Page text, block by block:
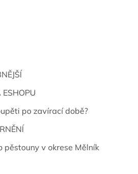
po zavírací době?
pěstouny v okrese Mělník